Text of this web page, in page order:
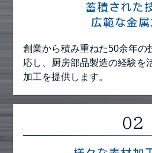
蓄積された
広範な金属
創業から積み重ねた50余年の
応し、厨房部品製造の経験を
加工を提供します。
02